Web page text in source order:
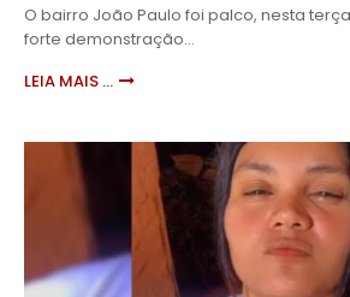
O bairro João Paulo foi palco, nesta
forte demonstração…
LEIA MAIS ...